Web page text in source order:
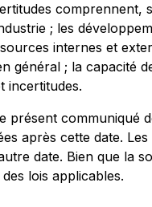
; les
internes et
général ; la
incertitudes.
communiqué
après cette date.
date. Bien que la
lois applicables.